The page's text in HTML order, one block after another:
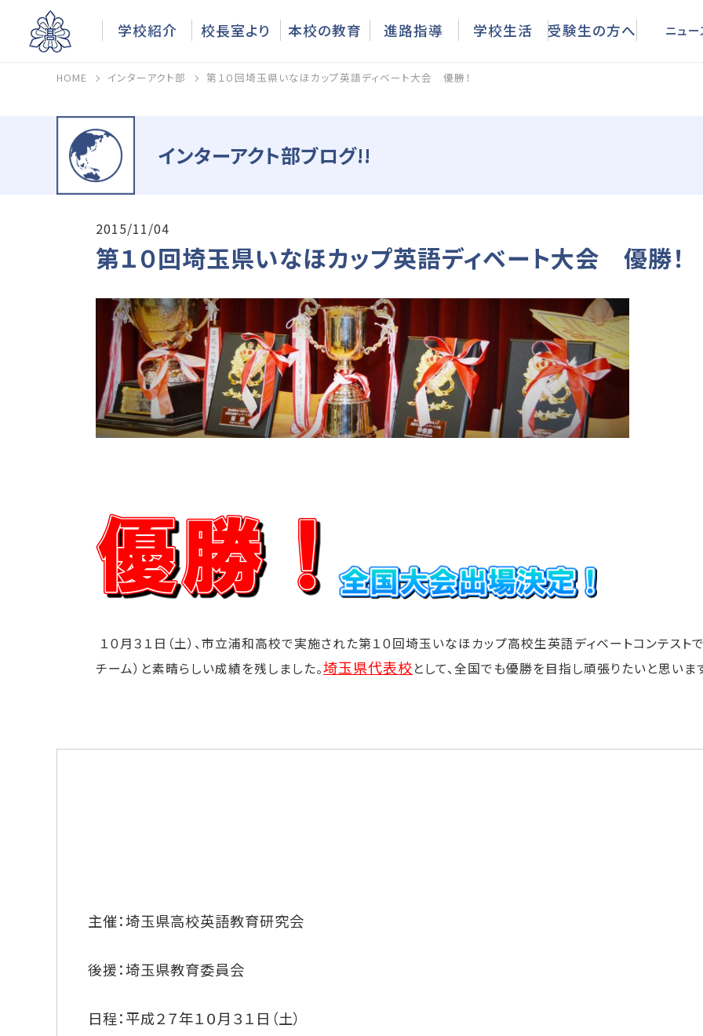
ニュー
HOME インターアクト部 第１０回埼玉県いなほカップ英語ディベート大会 優勝！
インターアクト部ブログ!!
2015/11/04
第１０回埼玉県いなほカップ英語ディベート大会 優勝！
１０月３１日（土）、市立浦和高校で実施された第１０回埼玉いなほカップ高校生英語ディベートコンテスト
チーム）と素晴らしい成績を残しました。埼玉県代表校として、全国でも優勝を目指し頑張りたいと思いま
主催：埼玉県高校英語教育研究会
後援：埼玉県教育委員会
日程：平成２７年１０月３１日（土）
学校紹介 校長室より 本校の教育 進路指導 学校生活 受験生の方へ ニュ